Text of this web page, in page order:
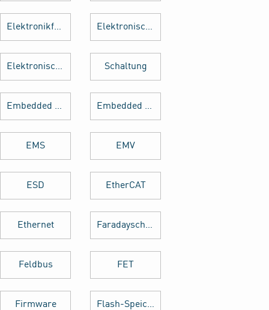
Elektronikfertigung Elektronische Baugruppe
Elektronische Bauteile Schaltung
Embedded Software Embedded System
EMS EMV
ESD EtherCAT
Ethernet Faradayscher Käfig
Feldbus FET
Firmware Flash-Speicher